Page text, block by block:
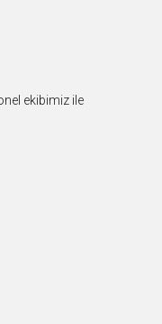
ekibimiz ile